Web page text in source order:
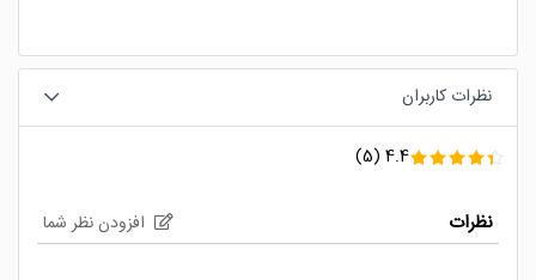
نظرات کاربران
4.4
(5)
نظرات افزودن نظر شما